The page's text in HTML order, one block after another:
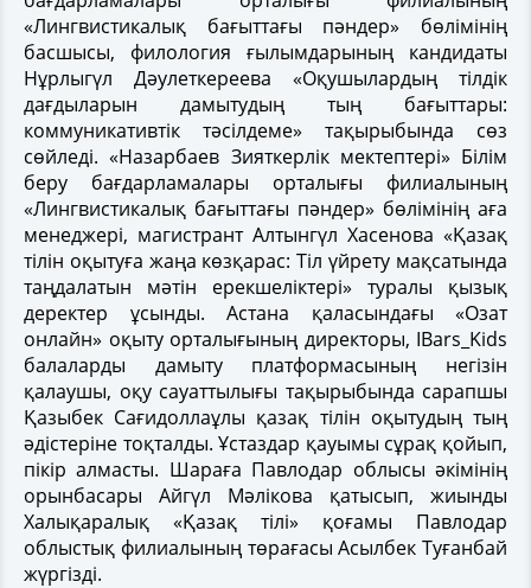
«Лингвистикалық бағыттағы пәндер» бөлімінің
басшысы, филология ғылымдарының кандидаты
Нұрлыгүл Дәулеткереева «Оқушылардың тілдік
дағдыларын дамытудың тың бағыттары:
коммуникативтік тәсілдеме» тақырыбында сөз
сөйледі. «Назарбаев Зияткерлік мектептері» Білім
беру бағдарламалары орталығы филиалының
«Лингвистикалық бағыттағы пәндер» бөлімінің аға
менеджері, магистрант Алтынгүл Хасенова «Қазақ
тілін оқытуға жаңа көзқарас: Тіл үйрету мақсатында
таңдалатын мәтін ерекшеліктері» туралы қызық
деректер ұсынды. Астана қаласындағы «Озат
онлайн» оқыту орталығының директоры, IBars_Kids
балаларды дамыту платформасының негізін
қалаушы, оқу сауаттылығы тақырыбында сарапшы
Қазыбек Сағидоллаұлы қазақ тілін оқытудың тың
әдістеріне тоқталды. Ұстаздар қауымы сұрақ қойып,
пікір алмасты. Шараға Павлодар облысы әкімінің
орынбасары Айгүл Мәлікова қатысып, жиынды
Халықаралық «Қазақ тілі» қоғамы Павлодар
облыстық филиалының төрағасы Асылбек Туғанбай
жүргізді.